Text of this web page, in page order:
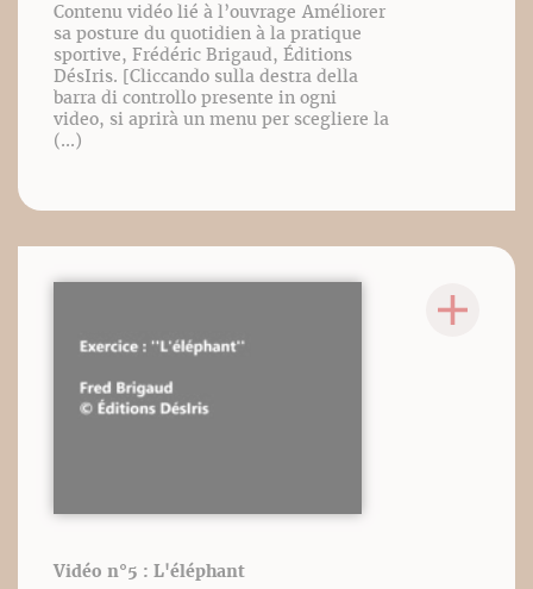
Contenu vidéo lié à l’ouvrage Améliorer
sa posture du quotidien à la pratique
sportive, Frédéric Brigaud, Éditions
DésIris. [Cliccando sulla destra della
barra di controllo presente in ogni
video, si aprirà un menu per scegliere la
(...)
Vidéo n°5 : L'éléphant